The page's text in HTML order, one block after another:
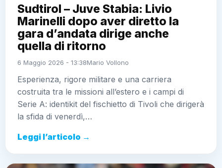
Sudtirol – Juve Stabia: Livio
Marinelli dopo aver diretto la
gara d’andata dirige anche
quella di ritorno
6 Maggio 2026 - 13:38Mario Vollono
Esperienza, rigore militare e una carriera
costruita tra le missioni all’estero e i campi di
Serie A: identikit del fischietto di Tivoli che dirigerà
la sfida di venerdì,…
Leggi l’articolo →